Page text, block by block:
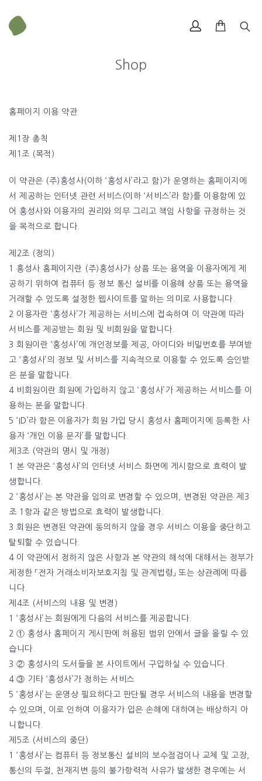
Shop
홈페이지 이용 약관
제1장 총칙
제1조 (목적)
이 약관은 (주)홍성사(이하 ‘홍성사’라고 함)가 운영하는 홈페이지에
서 제공하는 인터넷 관련 서비스(이하 ‘서비스’라 함)를 이용함에 있
어 홍성사와 이용자의 권리와 의무 그리고 책임 사항을 규정하는 것
을 목적으로 합니다.
제2조 (정의)
1 홍성사 홈페이지란 (주)홍성사가 상품 또는 용역을 이용자에게 제
공하기 위하여 컴퓨터 등 정보 통신 설비를 이용해 상품 또는 용역을
거래할 수 있도록 설정한 웹사이트를 말하는 의미로 사용합니다.
2 이용자란 ‘홍성사’가 제공하는 서비스에 접속하여 이 약관에 따라
서비스를 제공받는 회원 및 비회원을 말합니다.
3 회원이란 ‘홍성사’에 개인정보를 제공, 아이디와 비밀번호를 부여받
고 ‘홍성사’의 정보 및 서비스를 지속적으로 이용할 수 있도록 승인받
은 분을 말합니다.
4 비회원이란 회원에 가입하지 않고 ‘홍성사’가 제공하는 서비스를 이
용하는 분을 말합니다.
5 ‘ID’라 함은 이용자가 회원 가입 당시 홍성사 홈페이지에 등록한 사
용자 ‘개인 이용 문자’를 말합니다.
제3조 (약관의 명시 및 개정)
1 본 약관은 ‘홍성사’의 인터넷 서비스 화면에 게시함으로 효력이 발
생합니다.
2 ‘홍성사’는 본 약관을 임의로 변경할 수 있으며, 변경된 약관은 제3
조 1항과 같은 방법으로 효력이 발생합니다.
3 회원은 변경된 약관에 동의하지 않을 경우 서비스 이용을 중단하고
탈퇴할 수 있습니다.
4 이 약관에서 정하지 않은 사항과 본 약관의 해석에 대해서는 정부가
제정한 「전자 거래소비자보호지침 및 관계법령」 또는 상관례에 따릅
니다.
제4조 (서비스의 내용 및 변경)
1 ‘홍성사’는 회원에게 다음의 서비스를 제공합니다.
2 ① 홍성사 홈페이지 게시판에 허용된 범위 안에서 글을 올릴 수 있
습니다.
3 ② 홍성사의 도서들을 본 사이트에서 구입하실 수 있습니다.
4 ③ 기타 ‘홍성사’가 정하는 서비스
5 ‘홍성사’는 운영상 필요하다고 판단될 경우 서비스의 내용을 변경할
수 있으며, 이로 인하여 이용자가 입은 손해에 대하여는 배상하지 아
니합니다.
제5조 (서비스의 중단)
1 ‘홍성사’는 컴퓨터 등 정보통신 설비의 보수점검이나 교체 및 고장,
통신의 두절, 천재지변 등의 불가항력적 사유가 발생한 경우에는 서